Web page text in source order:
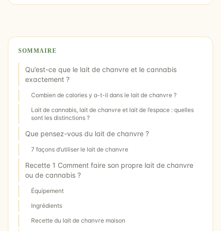
SOMMAIRE
Qu’est-ce que le lait de chanvre et le cannabis
exactement ?
Combien de calories y a-t-il dans le lait de chanvre ?
Lait de cannabis, lait de chanvre et lait de l’espace : quelles
sont les distinctions ?
Que pensez-vous du lait de chanvre ?
7 façons d’utiliser le lait de chanvre
Recette 1 Comment faire son propre lait de chanvre
ou de cannabis ?
Équipement
Ingrédients
Recette du lait de chanvre maison